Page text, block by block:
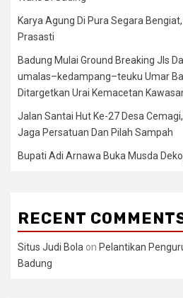
Karya Agung Di Pura Segara
Prasasti
Badung Mulai Ground Breaking Jls
umalas–kedampang–teuku Umar
Ditargetkan Urai Kemacetan
Jalan Santai Hut Ke-27 Desa
Jaga Persatuan Dan Pilah Sampah
Bupati Adi Arnawa Buka Musda
RECENT
Situs Judi Bola on Pelantikan
Badung